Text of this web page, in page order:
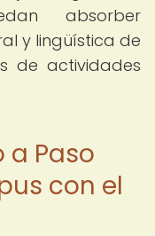
absorber
y lingüística de
de actividades
a Paso
con el